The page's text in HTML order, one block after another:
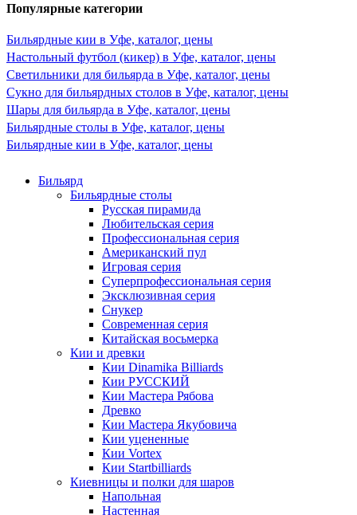
Популярные категории
Бильярдные кии в Уфе, каталог, цены
Настольный футбол (кикер) в Уфе, каталог, цены
Светильники для бильярда в Уфе, каталог, цены
Сукно для бильярдных столов в Уфе, каталог, цены
Шары для бильярда в Уфе, каталог, цены
Бильярдные столы в Уфе, каталог, цены
Бильярдные кии в Уфе, каталог, цены
Бильярд
Бильярдные столы
Русская пирамида
Любительская серия
Профессиональная серия
Американский пул
Игровая серия
Суперпрофессиональная серия
Эксклюзивная серия
Снукер
Современная серия
Китайская восьмерка
Кии и древки
Кии Dinamika Billiards
Кии РУССКИЙ
Кии Мастера Рябова
Древко
Кии Мастера Якубовича
Кии уцененные
Кии Vortex
Кии Startbilliards
Киевницы и полки для шаров
Напольная
Настенная